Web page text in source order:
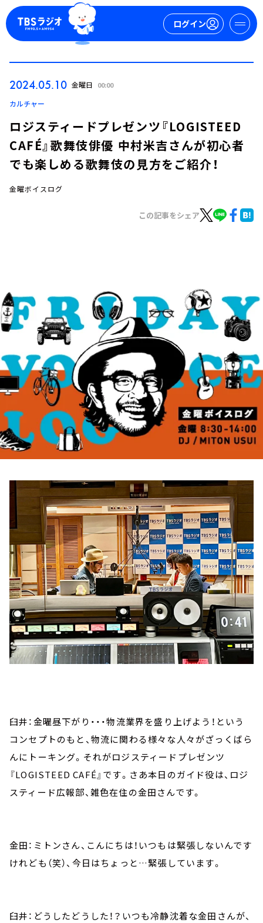
ログイン
YouTube
会社情報
2024.05.10 金曜日 00:00
カルチャー
ロジスティードプレゼンツ『LOGISTEED
CAFÉ』歌舞伎俳優 中村米吉さんが初心者
でも楽しめる歌舞伎の見方をご紹介！
金曜ボイスログ
この記事をシェア
臼井：金曜昼下がり・・・物流業界を盛り上げよう！という
コンセプトのもと、物流に関わる様々な人々がざっくばら
んにトーキング。それがロジスティードプレゼンツ
『LOGISTEED CAFÉ』です。さあ本日のガイド役は、ロジ
スティード広報部、雑色在住の金田さんです。
金田：ミトンさん、こんにちは！いつもは緊張しないんです
けれども（笑）、今日はちょっと…緊張しています。
臼井：どうしたどうした！？いつも冷静沈着な金田さんが、